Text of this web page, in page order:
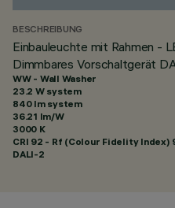
BESCHREIBUNG
Einbauleuchte mit Rahmen -
Dimmbares Vorschaltgerät
WW - Wall Washer
23.2 W system
840 lm system
36.21 lm/W
3000 K
CRI 92 - Rf (Colour Fidelity Index)
DALI-2